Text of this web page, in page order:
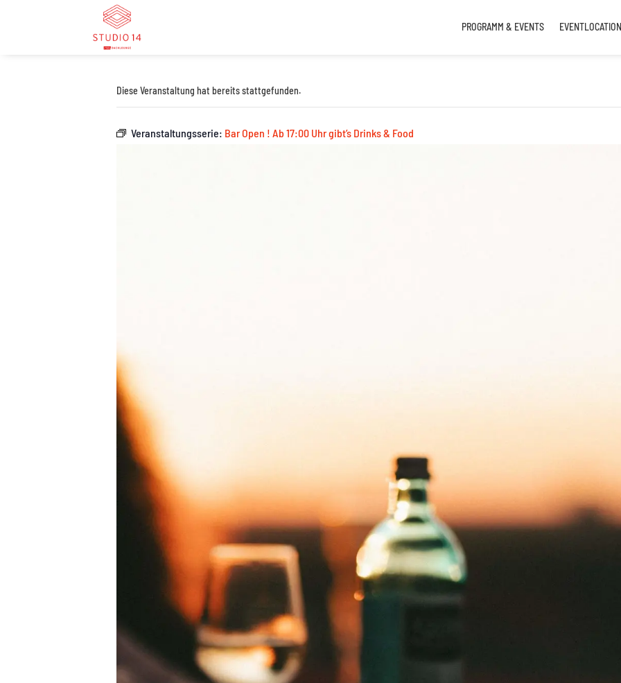
PROGRAMM & EVENTS EVENTLOCATION
Diese Veranstaltung hat bereits stattgefunden.
Veranstaltungsserie: Bar Open ! Ab 17:00 Uhr gibt’s Drinks & Food